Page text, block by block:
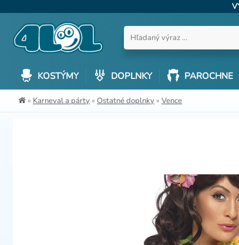
KOSTÝMY DOPLNKY PAROCHNE
» Karneval a párty » Ostatné doplnky » Vence